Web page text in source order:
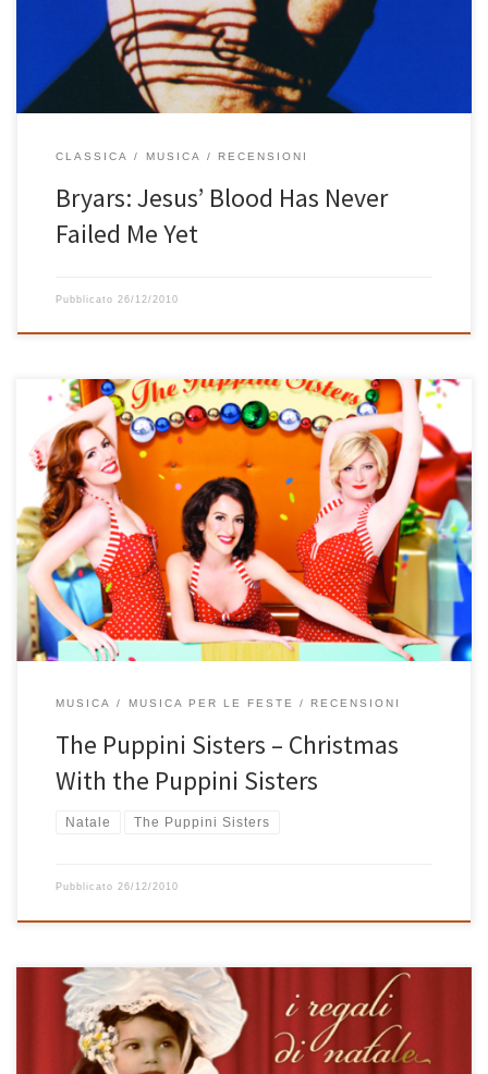
a cercare suoni. A pronunciarle è un […]
CLASSICA MUSICA RECENSIONI
Bryars: Jesus’ Blood Has Never
Failed Me Yet
Pubblicato 26/12/2010
Divertente album natalizio delle Puppini Sisters che rivisitano alla
loro maniera alcuni brani ormai diventati dei classici in questo
periodo di festa. Lo stile anni ’40 delle Puppini si impossessa così
di Santa Baby, Let It Snow, White Christmas, Winter Wonderland e,
su tutte, Jingle Bells (Single Version). L’album Christmas With […]
MUSICA MUSICA PER LE FESTE RECENSIONI
The Puppini Sisters – Christmas
With the Puppini Sisters
Natale The Puppini Sisters
Pubblicato 26/12/2010
Anche Antonella Ruggiero cade nella tentazione dell’album di